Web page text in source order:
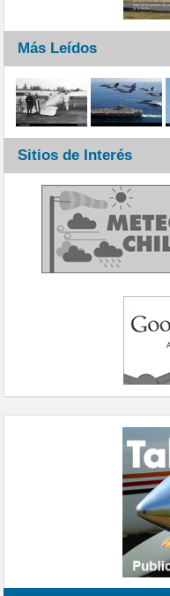
Más Leídos
Sitios de Interés